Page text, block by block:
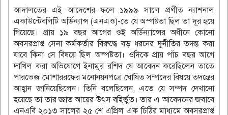
আদালতের এই আদেশের ফলে ১৯৯৯ সালে প্রণীত ন্যাশনাল
একাউন্টেবলিটি অর্ডিন্যান্স (এনএও)-তে যে অস্পষ্টতা ছিল তা দূর হয়ে
গিয়েছে। প্রায় ১৯ বছর আগের ওই অর্ডিন্যান্সের অধীনে কোনো
অবসরপ্রাপ্ত সেনা কর্মকর্তার বিরুদ্ধে বড় ধরনের দুর্নীতির তদন্ত করা
যাবে কিনা সে বিষয়ে ছিল অস্পষ্টতা। ওদিকে প্রায় পাঁচ বছর আগে
দাখিল করা অভিযোগে ইনামুর রশিদ যে আবেদন করেছিলেন তাতে
পারভেজ মোশাররফের মনোনয়নপত্রে ঘোষিত সম্পদের বিষয়ে তদন্তের
আহ্বান জানিয়েছিলেন। তিনি বলেছিলেন, এতে যে সম্পদ দেখানো
হয়েছে তা তার জ্ঞাত আয়ের উৎস বহির্ভুত। তার এ আবেদনের জবাবে
এনএবি ২০১৩ সালের ২৫ শে এপ্রিল এক চিঠির মাধ্যমে অবসরপ্রাপ্ত